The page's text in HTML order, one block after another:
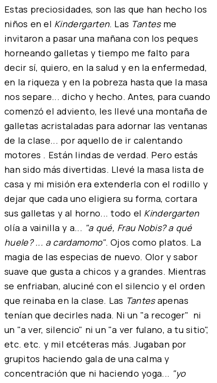
Estas preciosidades, son las que han hecho los
niños en el Kindergarten. Las Tantes me
invitaron a pasar una mañana con los peques
horneando galletas y tiempo me falto para
decir sí, quiero, en la salud y en la enfermedad,
en la riqueza y en la pobreza hasta que la masa
nos separe... dicho y hecho. Antes, para cuando
comenzó el adviento, les llevé una montaña de
galletas acristaladas para adornar las ventanas
de la clase... por aquello de ir calentando
motores . Están lindas de verdad. Pero estás
han sido más divertidas. Llevé la masa lista de
casa y mi misión era extenderla con el rodillo y
dejar que cada uno eligiera su forma, cortara
sus galletas y al horno... todo el Kindergarten
olía a vainilla y a... "a qué, Frau Nobis? a qué
huele? ... a cardamomo". Ojos como platos. La
magia de las especias de nuevo. Olor y sabor
suave que gusta a chicos y a grandes. Mientras
se enfriaban, aluciné con el silencio y el orden
que reinaba en la clase. Las Tantesapenas
tenían que decirles nada. Ni un "a recoger" ni
un "a ver, silencio" ni un "a ver fulano, a tu sitio",
etc. etc. y mil etcéteras más. Jugaban por
grupitos haciendo gala de una calma y
concentración que ni haciendo yoga... "yo